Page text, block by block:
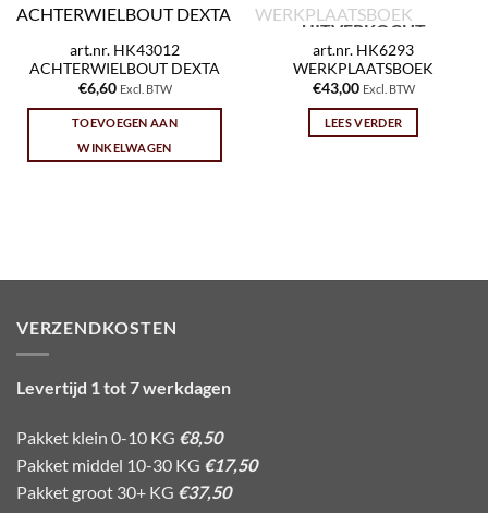
art.nr. HK43012
ACHTERWIELBOUT DEXTA
€6,60 Excl. BTW
TOEVOEGEN AAN
WINKELWAGEN
UITVERKOCHT
art.nr. HK6293
WERKPLAATSBOEK
€43,00 Excl. BTW
LEES VERDER
VERZENDKOSTEN
Levertijd 1 tot 7 werkdagen
Pakket klein 0-10 KG €8,50
Pakket middel 10-30 KG €17,50
Pakket groot 30+ KG €37,50